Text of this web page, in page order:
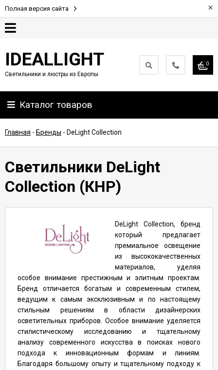
Полная версия сайта ×
Партнерам
Доставка
IDEALLIGHT
Светильники и люстры из Европы
0
Каталог товаров
Главная - Бренды - DeLight Collection
Светильники DeLight
Collection (КНР)
DeLight Collection, бренд
который предлагает
премиальное освещение
из высококачественных
материалов, уделяя
особое внимание престижным и элитным проектам.
Бренд отличается богатым и современным стилем,
ведущим к самым эксклюзивным и по настоящему
стильным решениям в области дизайнерских
осветительных приборов. Особое внимание уделяется
стилистическому исследованию и тщательному
анализу современного искусства в поисках нового
подхода к инновационным формам и линиям.
Благодаря большому опыту и тщательному подходу к